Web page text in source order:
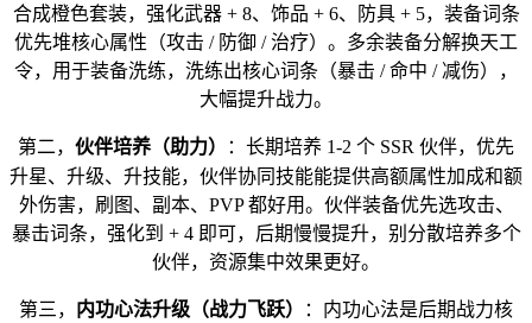
合成橙色套装，强化武器 + 8、饰品 + 6、防具 + 5，装备词条
优先堆核心属性（攻击 / 防御 / 治疗）。多余装备分解换天工
令，用于装备洗练，洗练出核心词条（暴击 / 命中 / 减伤），
大幅提升战力。
第二， 伙伴培养（助力）
：长期培养 1-2 个 SSR 伙伴，优先
升星、升级、升技能，伙伴协同技能能提供高额属性加成和额
外伤害，刷图、副本、PVP 都好用。伙伴装备优先选攻击、
暴击词条，强化到 + 4 即可，后期慢慢提升，别分散培养多个
伙伴，资源集中效果更好。
第三， 内功心法升级（战力飞跃）
：内功心法是后期战力核